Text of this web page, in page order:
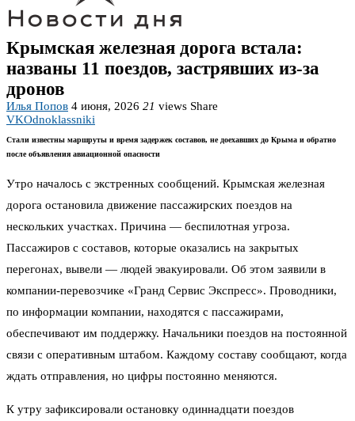
Крымская железная дорога встала:
названы 11 поездов, застрявших из-за
дронов
Илья Попов 4 июня, 2026 21 views Share
VKOdnoklassniki
Стали известны маршруты и время задержек составов, не доехавших до Крыма и обратно
после объявления авиационной опасности
Утро началось с экстренных сообщений. Крымская железная
дорога остановила движение пассажирских поездов на
нескольких участках. Причина — беспилотная угроза.
Пассажиров с составов, которые оказались на закрытых
перегонах, вывели — людей эвакуировали. Об этом заявили в
компании-перевозчике «Гранд Сервис Экспресс». Проводники,
по информации компании, находятся с пассажирами,
обеспечивают им поддержку. Начальники поездов на постоянной
связи с оперативным штабом. Каждому составу сообщают, когда
ждать отправления, но цифры постоянно меняются.
К утру зафиксировали остановку одиннадцати поездов